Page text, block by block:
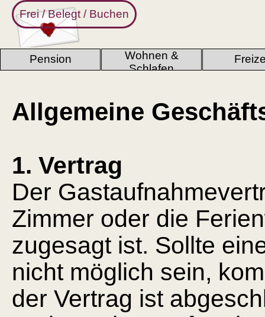
Direkt zum Seiteninhalt
Pension ▼
Wohnen &
Schlafen
▼
Frei / Belegt / Buchen
Allgemeine
1. Vertrag
Der
Zimmer oder die
zugesagt ist. Sollte
nicht möglich sein,
der Vertrag ist